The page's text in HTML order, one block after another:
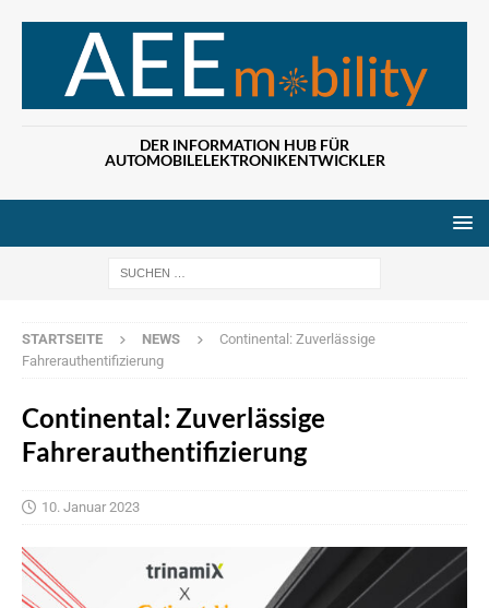
DER INFORMATION HUB FÜR
AUTOMOBILELEKTRONIKENTWICKLER
STARTSEITE NEWS
Continental: Zuverlässige
Fahrerauthentifizierung
Continental: Zuverlässige
Fahrerauthentifizierung
10. Januar 2023